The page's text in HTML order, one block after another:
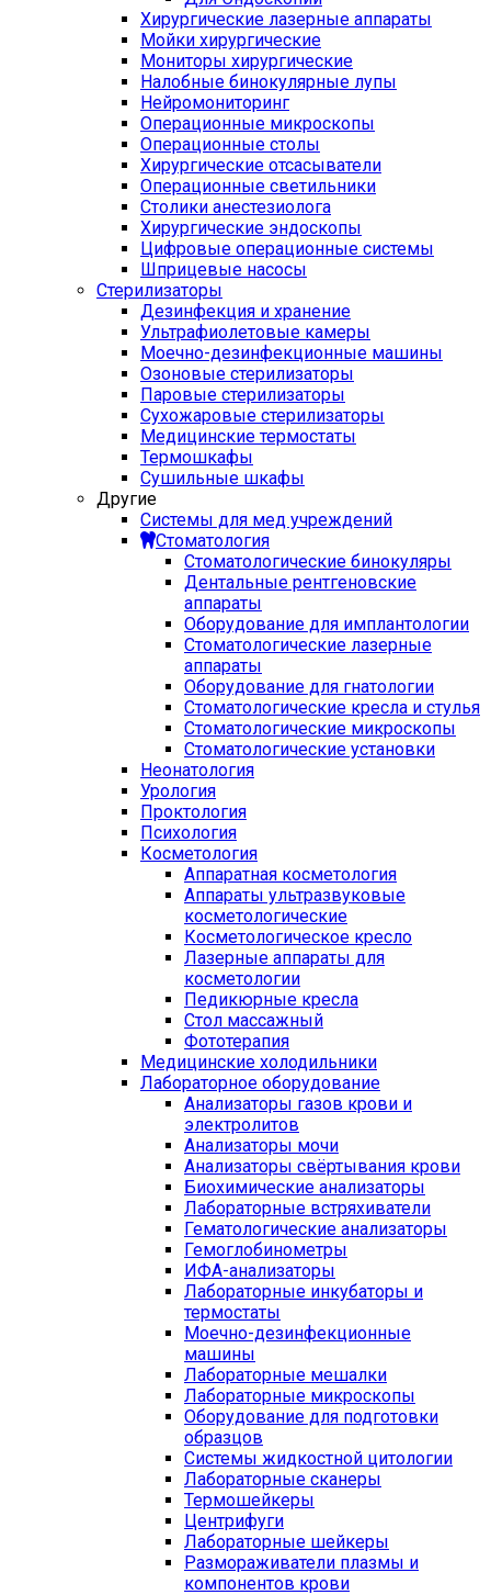
Хирургические лазерные аппараты
Мойки хирургические
Мониторы хирургические
Налобные бинокулярные лупы
Нейромониторинг
Операционные микроскопы
Операционные столы
Хирургические отсасыватели
Операционные светильники
Столики анестезиолога
Хирургические эндоскопы
Цифровые операционные системы
Шприцевые насосы
Стерилизаторы
Дезинфекция и хранение
Ультрафиолетовые камеры
Моечно-дезинфекционные машины
Озоновые стерилизаторы
Паровые стерилизаторы
Сухожаровые стерилизаторы
Медицинские термостаты
Термошкафы
Сушильные шкафы
Другие
Системы для мед учреждений
Стоматология
Стоматологические бинокуляры
Дентальные рентгеновские
аппараты
Оборудование для имплантологии
Стоматологические лазерные
аппараты
Оборудование для гнатологии
Стоматологические кресла и стулья
Стоматологические микроскопы
Стоматологические установки
Неонатология
Урология
Проктология
Психология
Косметология
Аппаратная косметология
Аппараты ультразвуковые
косметологические
Косметологическое кресло
Лазерные аппараты для
косметологии
Педикюрные кресла
Стол массажный
Фототерапия
Медицинские холодильники
Лабораторное оборудование
Анализаторы газов крови и
электролитов
Анализаторы мочи
Анализаторы свёртывания крови
Биохимические анализаторы
Лабораторные встряхиватели
Гематологические анализаторы
Гемоглобинометры
ИФА-анализаторы
Лабораторные инкубаторы и
термостаты
Моечно-дезинфекционные
машины
Лабораторные мешалки
Лабораторные микроскопы
Оборудование для подготовки
образцов
Системы жидкостной цитологии
Лабораторные сканеры
Термошейкеры
Центрифуги
Лабораторные шейкеры
Размораживатели плазмы и
компонентов крови